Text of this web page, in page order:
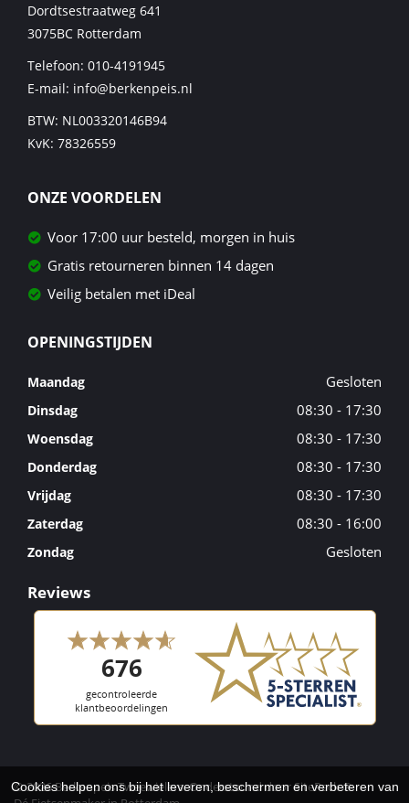
Dordtsestraatweg 641
3075BC Rotterdam
Telefoon: 010-4191945
E-mail: info@berkenpeis.nl
BTW: NL003320146B94
KvK: 78326559
ONZE VOORDELEN
Voor 17:00 uur besteld, morgen in huis
Gratis retourneren binnen 14 dagen
Veilig betalen met iDeal
OPENINGSTIJDEN
Maandag Gesloten
Dinsdag 08:30 - 17:30
Woensdag 08:30 - 17:30
Donderdag 08:30 - 17:30
Vrijdag 08:30 - 17:30
Zaterdag 08:30 - 16:00
Zondag Gesloten
Reviews
© 2026 Berkenpeis Tweewielers. Ondersteund doorSitePack ®
Cookies helpen ons bij het leveren, beschermen en verbeteren van